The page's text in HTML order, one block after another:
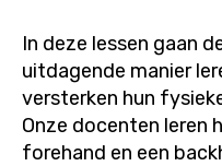
In deze lessen gaan
uitdagende manier
versterken hun
Onze docenten leren
forehand en een